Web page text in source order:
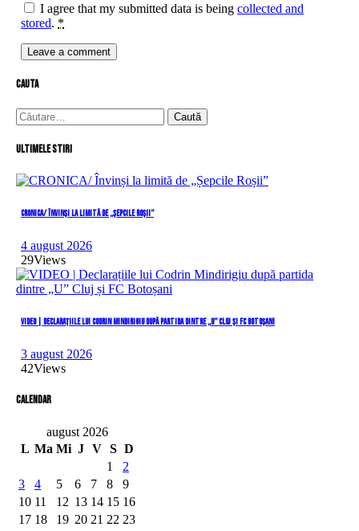
I agree that my submitted data is being collected and
stored. *
cauta
Caută
după:
Ultimele stiri
CRONICA/ Învinși la limită de „Șepcile Roșii”
4 august 2026
29Views
VIDEO | Declarațiile lui Codrin Mindirigiu după partida dintre „U” Cluj și FC Botoșani
3 august 2026
42Views
Calendar
august 2026
L Ma Mi J V S D
1
2
3
4 5 6 7 8
9
10 11 12 13 14 15 16
17 18 19 20 21 22 23